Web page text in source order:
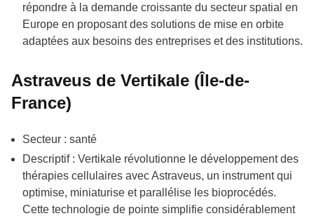
répondre à la demande croissante du secteur spatial en
Europe en proposant des solutions de mise en orbite
adaptées aux besoins des entreprises et des institutions.
Astraveus de Vertikale (Île-de-
France)
Secteur : santé
Descriptif : Vertikale révolutionne le développement des
thérapies cellulaires avec Astraveus, un instrument qui
optimise, miniaturise et parallélise les bioprocédés.
Cette technologie de pointe simplifie considérablement